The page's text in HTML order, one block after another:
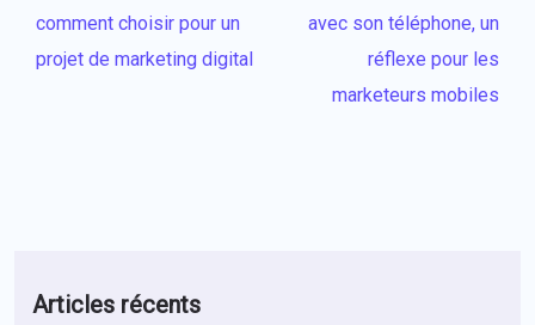
comment choisir pour un
projet de marketing digital
avec son téléphone, un
réflexe pour les
marketeurs mobiles
Articles récents